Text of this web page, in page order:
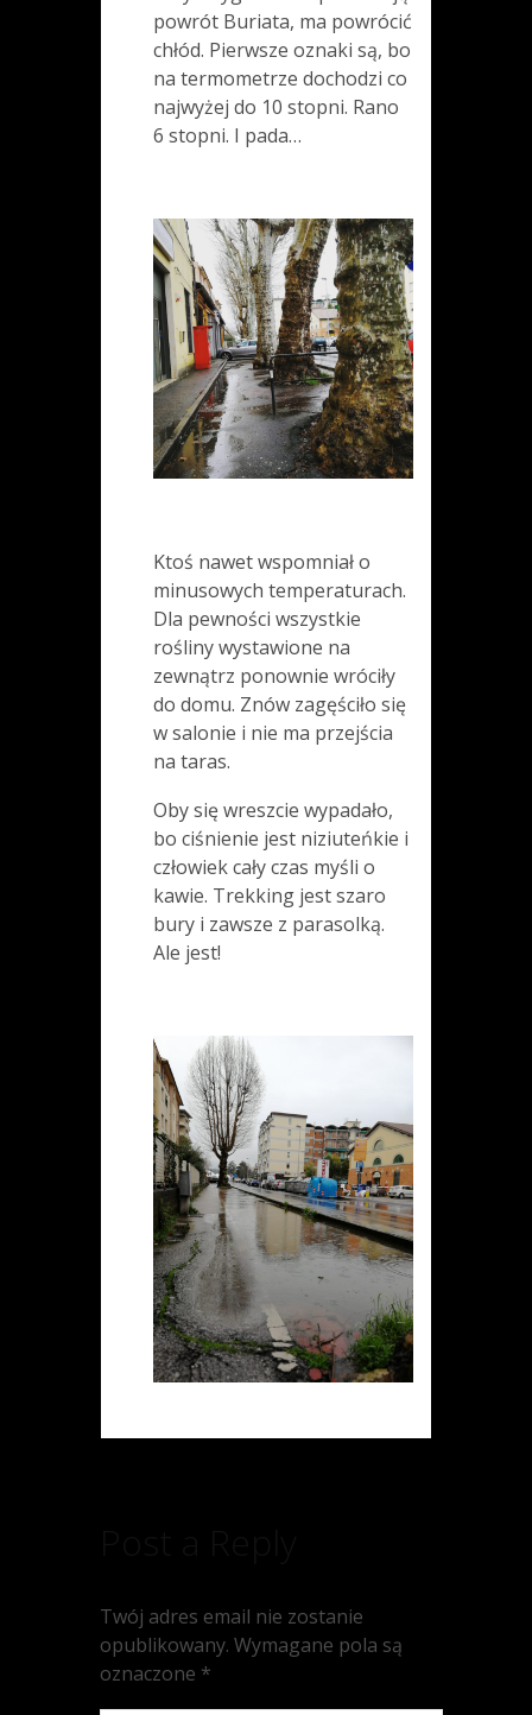
powrót Buriata, ma powrócić
chłód. Pierwsze oznaki są, bo
na termometrze dochodzi co
najwyżej do 10 stopni. Rano
6 stopni. I pada…
Ktoś nawet wspomniał o
minusowych temperaturach.
Dla pewności wszystkie
rośliny wystawione na
zewnątrz ponownie wróciły
do domu. Znów zagęściło się
w salonie i nie ma przejścia
na taras.
Oby się wreszcie wypadało,
bo ciśnienie jest niziuteńkie i
człowiek cały czas myśli o
kawie. Trekking jest szaro
bury i zawsze z parasolką.
Ale jest!
Twój adres email nie zostanie
opublikowany. Wymagane pola są
oznaczone *